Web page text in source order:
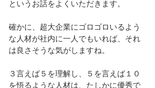
というお話をよくいただきます。
確かに、超大企業にゴロゴロいるよう
な人材が社内に一人でもいれば、それ
は良さそうな気がしますね。
３言えば５を理解し、５を言えば１０
を悟るような人材は、たしかに優秀で